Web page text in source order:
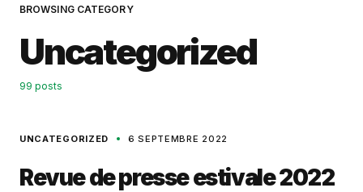
BROWSING CATEGORY
Uncategorized
99 posts
UNCATEGORIZED 6 SEPTEMBRE 2022
Revue de presse estivale 2022